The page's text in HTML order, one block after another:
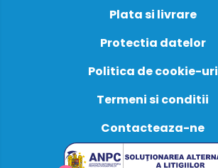
Plata si livrare
Protectia datelor
Politica de cookie-uri
Termeni si conditii
Contacteaza-ne